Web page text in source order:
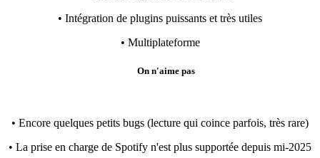
• Intégration de plugins puissants et très utiles
• Multiplateforme
On n'aime pas
• Encore quelques petits bugs (lecture qui coince parfois, très rare)
• La prise en charge de Spotify n'est plus supportée depuis mi-2025